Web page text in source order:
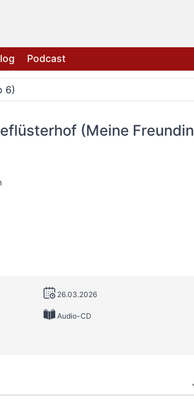
Podcast
6)
(Meine Freundin
26.03.2026
Audio-CD